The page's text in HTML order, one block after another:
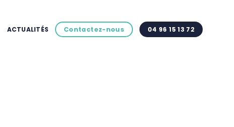
ACTUALITÉS Contactez-nous 04 96 15 13 72